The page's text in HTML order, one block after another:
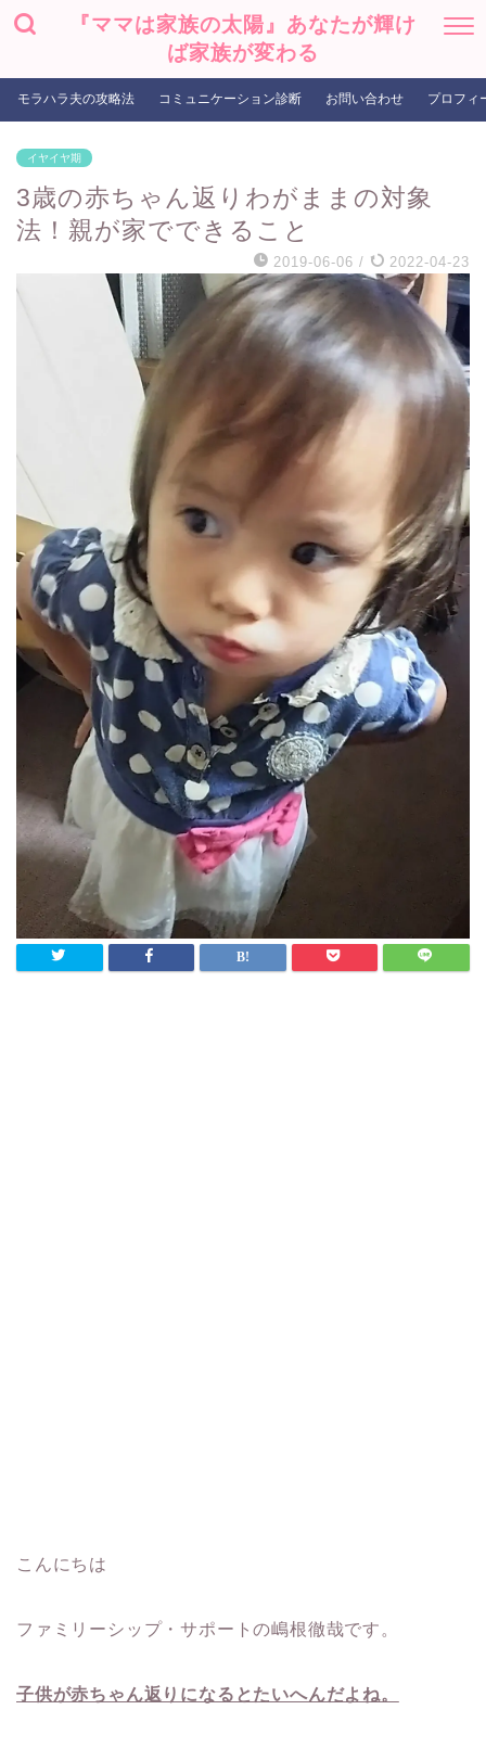
『ママは家族の太陽』あなたが輝け
ば家族が変わる
モラハラ夫の攻略法 コミュニケーション診断 お問い合わせ プロフィ
イヤイヤ期
3歳の赤ちゃん返りわがままの対象
法！親が家でできること
2019-06-06 / 2022-04-23
こんにちは
ファミリーシップ・サポートの嶋根徹哉です。
子供が赤ちゃん返りになるとたいへんだよね。